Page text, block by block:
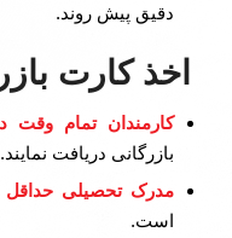
دقیق پیش روند.
اخذ کارت
کارمندان تمام وقت
بازرگانی دریافت نمایند.
مدرک تحصیلی حداقل
است.